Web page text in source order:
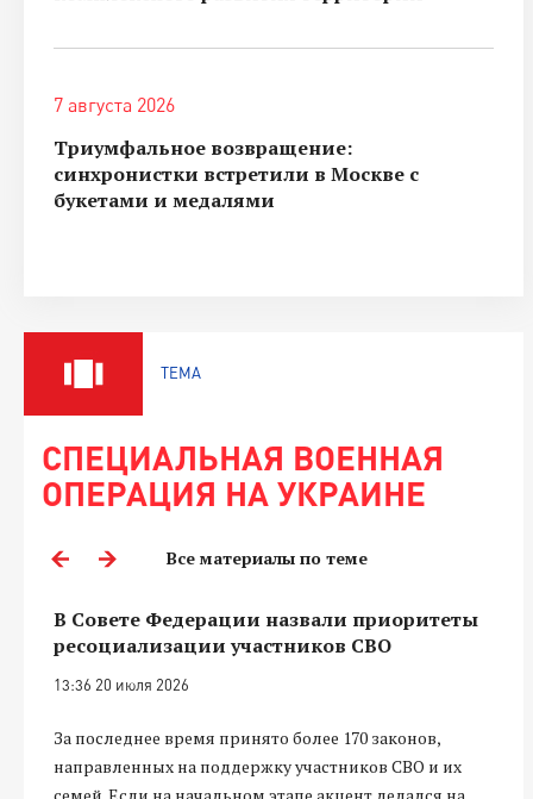
7 августа 2026
Триумфальное возвращение:
синхронистки встретили в Москве с
букетами и медалями
ТЕМА
СПЕЦИАЛЬНАЯ ВОЕННАЯ
ОПЕРАЦИЯ НА УКРАИНЕ
Все материалы по теме
В Совете Федерации назвали приоритеты
ресоциализации участников СВО
13:36 20 июля 2026
За последнее время принято более 170 законов,
направленных на поддержку участников СВО и их